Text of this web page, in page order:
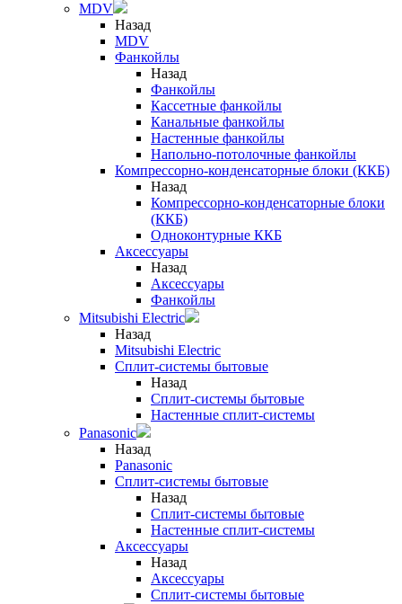
MDV
Назад
MDV
Фанкойлы
Назад
Фанкойлы
Кассетные фанкойлы
Канальные фанкойлы
Настенные фанкойлы
Напольно-потолочные фанкойлы
Компрессорно-конденсаторные блоки (ККБ)
Назад
Компрессорно-конденсаторные блоки
(ККБ)
Одноконтурные ККБ
Аксессуары
Назад
Аксессуары
Фанкойлы
Mitsubishi Electric
Назад
Mitsubishi Electric
Сплит-системы бытовые
Назад
Сплит-системы бытовые
Настенные сплит-системы
Panasonic
Назад
Panasonic
Сплит-системы бытовые
Назад
Сплит-системы бытовые
Настенные сплит-системы
Аксессуары
Назад
Аксессуары
Сплит-системы бытовые